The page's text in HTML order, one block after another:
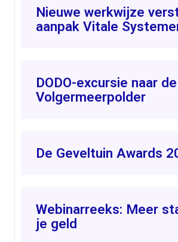
Nieuwe werkwijze
aanpak Vitale
DODO-excursie naar de
Volgermeerpolder
De Geveltuin Awards
Webinarreeks: Meer
je geld